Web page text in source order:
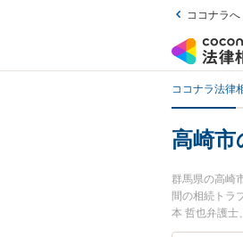
ココナラへ
ココナラ法律
高崎市
群馬県の高崎
間の相続トラ
本 哲也弁護士
に弁護士に相